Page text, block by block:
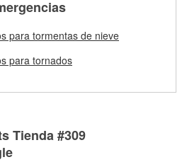
ayudarte a encontrar las
para tu reparación.
y discos de freno
acoplamientos y la longitud
una nueva. O'Reilly
y los acoples adecuados
de tu maquinaria
del servicio de mangueras
para tormentas de nieve
para tornados
Tienda #309